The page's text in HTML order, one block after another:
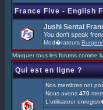
France Five - English
Jushi Sentai
You don't speak
Mod�rateurs
Marquer tous les forums comme
Qui est en ligne ?
Nos membres ont
Nous avons 470
L'utilisateur